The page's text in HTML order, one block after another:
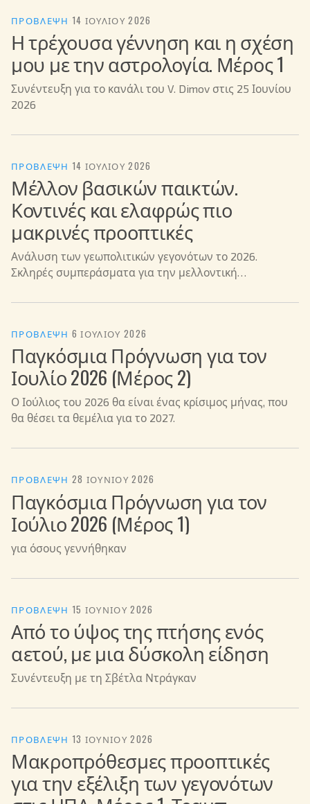
ΠΡΌΒΛΕΨΗ 14 ΙΟΥΛΊΟΥ 2026
Η τρέχουσα γέννηση και η σχέση
μου με την αστρολογία. Μέρος 1
Συνέντευξη για το κανάλι του V. Dimov στις 25 Ιουνίου
2026
ΠΡΌΒΛΕΨΗ 14 ΙΟΥΛΊΟΥ 2026
Μέλλον βασικών παικτών.
Κοντινές και ελαφρώς πιο
μακρινές προοπτικές
Ανάλυση των γεωπολιτικών γεγονότων το 2026.
Σκληρές συμπεράσματα για την μελλοντική
ΠΡΌΒΛΕΨΗ 6 ΙΟΥΛΊΟΥ 2026
Παγκόσμια Πρόγνωση για τον
Ιουλίο 2026 (Μέρος 2)
Ο Ιούλιος του 2026 θα είναι ένας κρίσιμος μήνας, που
θα θέσει τα θεμέλια για το 2027.
ΠΡΌΒΛΕΨΗ 28 ΙΟΥΝΊΟΥ 2026
Παγκόσμια Πρόγνωση για τον
Ιούλιο 2026 (Μέρος 1)
για όσους γεννήθηκαν
ΠΡΌΒΛΕΨΗ 15 ΙΟΥΝΊΟΥ 2026
Από το ύψος της πτήσης ενός
αετού, με μια δύσκολη είδηση
Συνέντευξη με τη Σβέτλα Ντράγκαν
ΠΡΌΒΛΕΨΗ 13 ΙΟΥΝΊΟΥ 2026
Μακροπρόθεσμες προοπτικές
για την εξέλιξη των γεγονότων